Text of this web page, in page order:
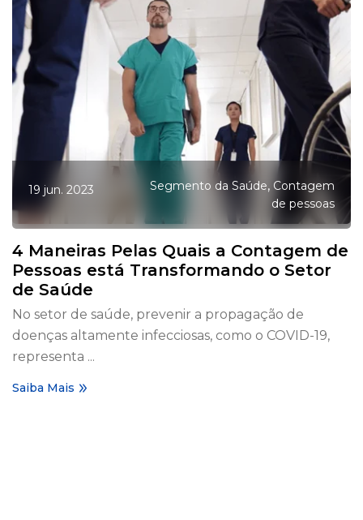
19 jun. 2023 Segmento da Saúde, Contagem
de pessoas
4 Maneiras Pelas Quais a Contagem de
Pessoas está Transformando o Setor
de Saúde
No setor de saúde, prevenir a propagação de
doenças altamente infecciosas, como o COVID-19,
representa ...
Saiba Mais